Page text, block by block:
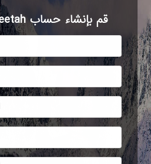
قم بإنشاء حساب Cheetah الخاص بك